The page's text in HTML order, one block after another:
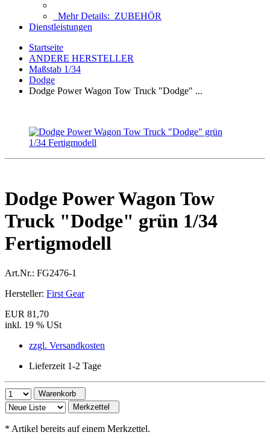
Mehr Details: ZUBEHÖR
Dienstleistungen
Startseite
ANDERE HERSTELLER
Maßstab 1/34
Dodge
Dodge Power Wagon Tow Truck "Dodge" ...
Dodge Power Wagon Tow
Truck "Dodge" grün 1/34
Fertigmodell
Art.Nr.: FG2476-1
Hersteller: First Gear
EUR 81,70
inkl. 19 % USt
zzgl. Versandkosten
Lieferzeit 1-2 Tage
Warenkorb
Merkzettel
* Artikel bereits auf einem Merkzettel.